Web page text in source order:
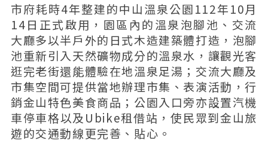
市府耗時4年整建的中山溫泉公園112年10月
14日正式啟用，園區內的溫泉泡腳池、交流
大廳多以半戶外的日式木造建築體打造，泡腳
池重新引入天然礦物成分的溫泉水，讓觀光客
逛完老街還能體驗在地溫泉足湯；交流大廳及
市集空間可提供當地辦理市集、表演活動，行
銷金山特色美食商品；公園入口旁亦設置汽機
車停車格以及Ubike租借站，使民眾到金山旅
遊的交通動線更完善、貼心。